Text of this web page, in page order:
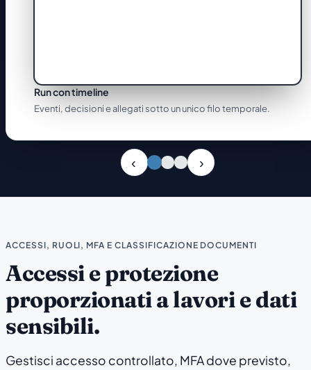
Run con timeline
Eventi, decisioni e allegati sotto un unico filo temporale.
ACCESSI, RUOLI, MFA E CLASSIFICAZIONE DOCUMENTI
Accessi e protezione
proporzionati a lavori e dati
sensibili.
Gestisci accesso controllato, MFA dove previsto,